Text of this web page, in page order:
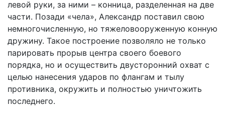
левой руки, за ними – конница, разделенная на две
части. Позади «чела», Александр поставил свою
немногочисленную, но тяжеловооруженную конную
дружину. Такое построение позволяло не только
парировать прорыв центра своего боевого
порядка, но и осуществить двусторонний охват с
целью нанесения ударов по флангам и тылу
противника, окружить и полностью уничтожить
последнего.